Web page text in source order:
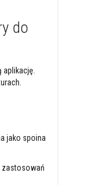
do
jako spoina
zastosowań